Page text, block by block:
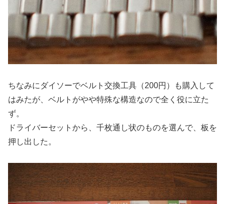
ちなみにダイソーでベルト交換工具（200円）も購入して
はみたが、ベルトがやや特殊な構造なので全く役に立た
ず。
ドライバーセットから、千枚通し状のものを選んで、板を
押し出した。